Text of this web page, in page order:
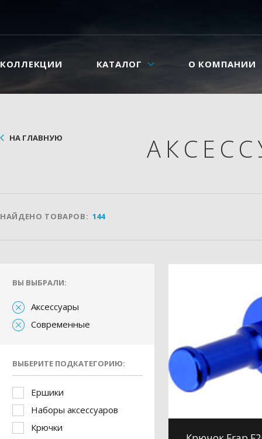
КОЛЛЕКЦИИ КАТАЛОГ О КОМПАНИИ
НА ГЛАВНУЮ
НАЙДЕНО ТОВАРОВ: 144
ВЫ ВЫБРАЛИ:
Аксессуары
Современные
ВЫБЕРИТЕ ПОДКАТЕГОРИЮ:
Ершики
Наборы аксессуаров
Крючки